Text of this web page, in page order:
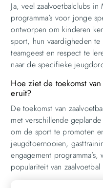
Ja, veel zaalvoetbalclubs
programma’s voor jonge
ontworpen om kinderen
sport, hun vaardigheden
teamgeest en respect te
naar de specifieke
Hoe ziet de toekomst
eruit?
De toekomst van
met verschillende
om de sport te promoten
jeugdtoernooien,
engagement
populariteit van